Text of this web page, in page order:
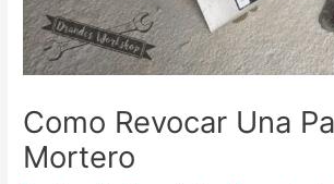
Como Revocar Una
Mortero